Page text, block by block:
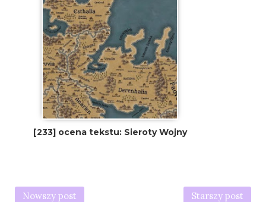
[233] ocena tekstu: Sieroty Wojny
Nowszy post Starszy post